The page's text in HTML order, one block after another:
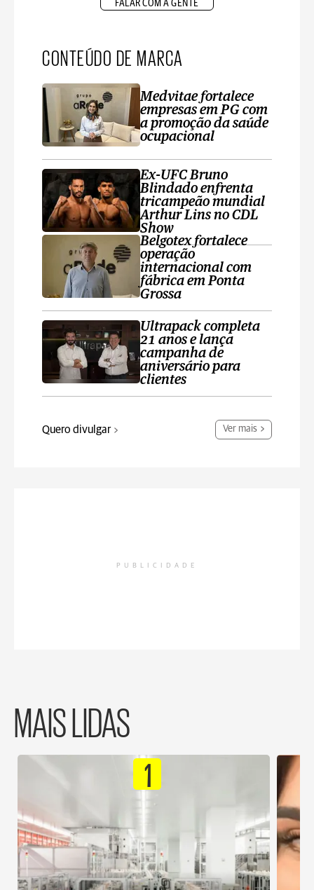
FALAR COM A GENTE
CONTEÚDO DE MARCA
Medvitae fortalece
empresas em PG com
a promoção da saúde
ocupacional
Ex-UFC Bruno
Blindado enfrenta
tricampeão mundial
Arthur Lins no CDL
Show
Belgotex fortalece
operação
internacional com
fábrica em Ponta
Grossa
Ultrapack completa
21 anos e lança
campanha de
aniversário para
clientes
Quero divulgar Ver mais
PUBLICIDADE
MAIS LIDAS
1